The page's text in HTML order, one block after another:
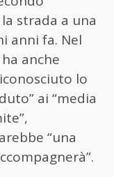
strada a una
anni fa. Nel
anche
lo
ai “media
“una